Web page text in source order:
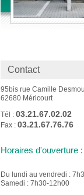
Contact
95bis rue Camille
62680 Méricourt
Tél : 03.21.67.02.02
Fax : 03.21.67.76.76
Horaires d'ouverture :
Du lundi au vendredi :
Samedi : 7h30-12h00